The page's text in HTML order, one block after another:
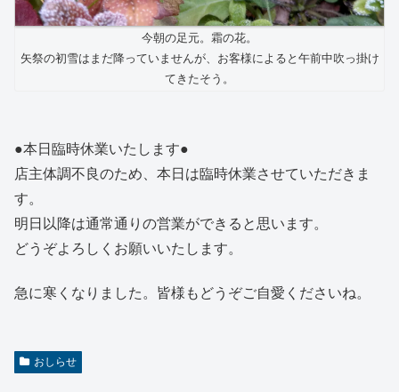
今朝の足元。霜の花。
矢祭の初雪はまだ降っていませんが、お客様によると午前中吹っ掛け
てきたそう。
●本日臨時休業いたします●
店主体調不良のため、本日は臨時休業させていただきま
す。
明日以降は通常通りの営業ができると思います。
どうぞよろしくお願いいたします。
急に寒くなりました。皆様もどうぞご自愛くださいね。
おしらせ